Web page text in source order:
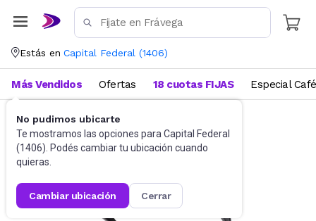
Estás en Capital Federal (1406)
No pudimos ubicarte
Te mostramos las opciones para Capital Federal
(1406). Podés cambiar tu ubicación cuando
quieras.
cambiar ubicación cerrar
Más Vendidos Ofertas 18 cuotas FIJAS Especial Café
Accesorios Anteojos de sol